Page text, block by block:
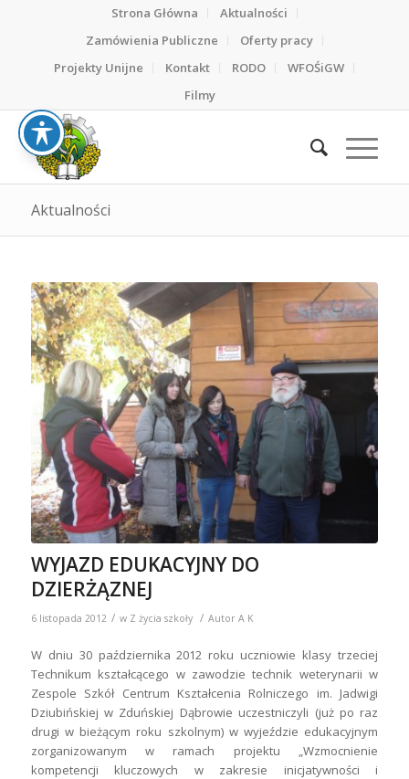
Strona Główna
Aktualności
Zamówienia Publiczne
Oferty pracy
Projekty Unijne
Kontakt RODO
WFOŚiGW
Filmy
Aktualności
WYJAZD EDUKACYJNY DO
DZIERŻĄZNEJ
6 listopada 2012 / w Z życia szkoły / Autor A K
W dniu 30 października 2012 roku uczniowie klasy trzeciej
Technikum kształcącego w zawodzie technik weterynarii w
Zespole Szkół Centrum Kształcenia Rolniczego im. Jadwigi
Dziubińskiej w Zduńskiej Dąbrowie uczestniczyli (już po raz
drugi w bieżącym roku szkolnym) w wyjeździe edukacyjnym
zorganizowanym w ramach projektu „Wzmocnienie
kompetencji kluczowych w zakresie inicjatywności i